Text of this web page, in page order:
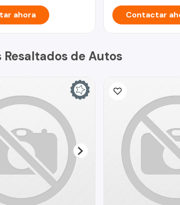
ahora Contactar
Resaltados de Autos